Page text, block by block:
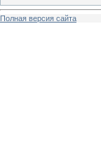
Полная версия сайта